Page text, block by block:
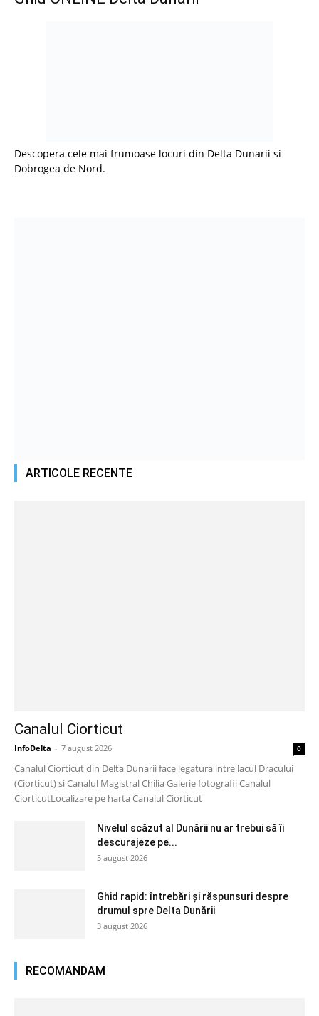
Descopera cele mai frumoase locuri din Delta Dunarii si
Dobrogea de Nord.
ARTICOLE RECENTE
Canalul Ciorticut
InfoDelta - 7 august 2026 0
Canalul Ciorticut din Delta Dunarii face legatura intre lacul Dracului
(Ciorticut) si Canalul Magistral Chilia Galerie fotografii Canalul
CiorticutLocalizare pe harta Canalul Ciorticut
Nivelul scăzut al Dunării nu ar trebui să îi
descurajeze pe...
5 august 2026
Ghid rapid: întrebări și răspunsuri despre
drumul spre Delta Dunării
3 august 2026
RECOMANDAM